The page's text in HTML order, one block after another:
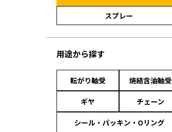
スプレー
用途から探す
転がり軸受 焼結含油軸受
ギヤ チェーン
シール・パッキン・Oリング